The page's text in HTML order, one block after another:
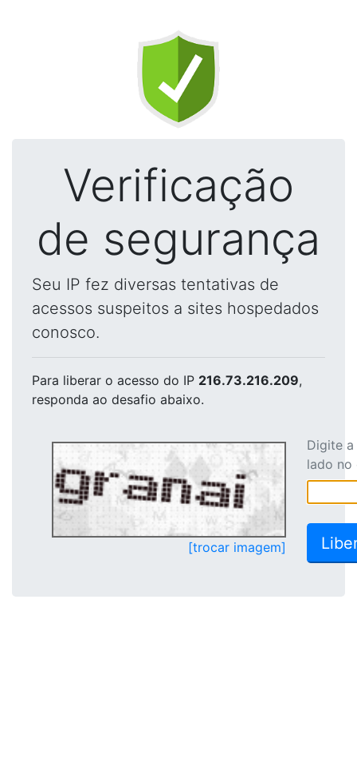
Verificação
de segurança
Seu IP fez diversas tentativas de
acessos suspeitos a sites hospedados
conosco.
Para liberar o acesso do IP 216.73.216.209,
responda ao desafio abaixo.
[trocar imagem]
Digite
lado no